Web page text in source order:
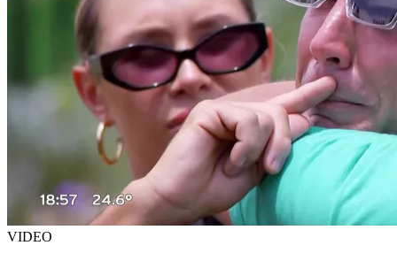
VIDEO